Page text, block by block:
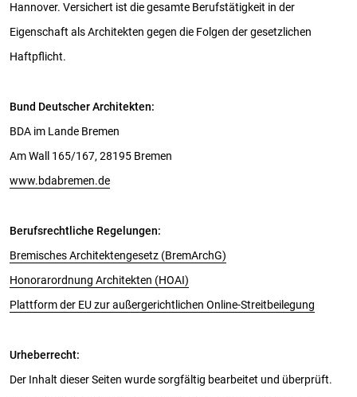
Hannover. Versichert ist die gesamte Berufstätigkeit in der
Eigenschaft als Architekten gegen die Folgen der gesetzlichen
Haftpflicht.
Bund Deutscher Architekten:
BDA im Lande Bremen
Am Wall 165/167, 28195 Bremen
www.bdabremen.de
Berufsrechtliche Regelungen:
Bremisches Architektengesetz (BremArchG)
Honorarordnung Architekten (HOAI)
Plattform der EU zur außergerichtlichen Online-Streitbeilegung
Urheberrecht:
Der Inhalt dieser Seiten wurde sorgfältig bearbeitet und überprüft.